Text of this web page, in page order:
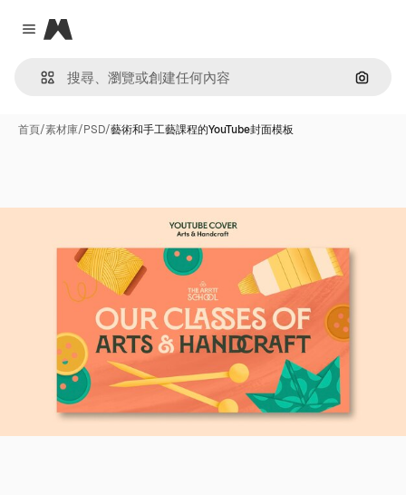
Close menu
Magnific
通過圖
首頁/素材庫/PSD/藝術和手工藝課程的YouTube封面模板